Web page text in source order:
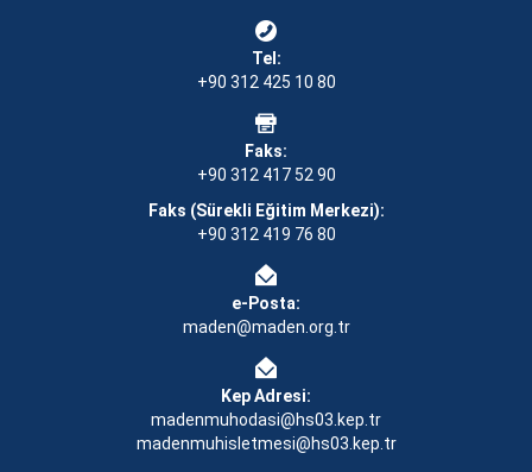
Tel:
+90 312 425 10 80
Faks:
+90 312 417 52 90
Faks (Sürekli Eğitim Merkezi):
+90 312 419 76 80
e-Posta:
maden@maden.org.tr
Kep Adresi:
madenmuhodasi@hs03.kep.tr
madenmuhisletmesi@hs03.kep.tr